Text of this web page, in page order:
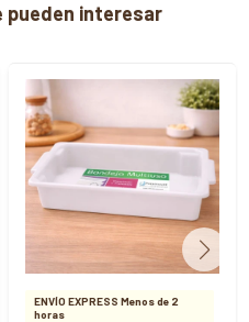
interesar
ENVÍO EXPRESS Menos de 2
horas